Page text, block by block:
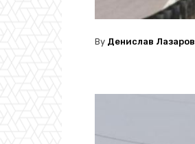
By Денислав Лазаров